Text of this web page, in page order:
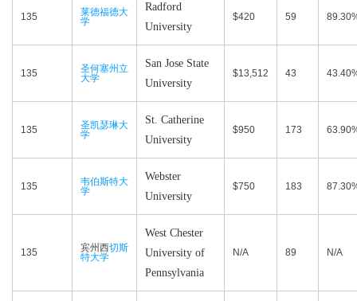
135
莱德福德大
学
Radford
University
$420 59
135
圣何塞州立
大学
San Jose State
University
$13,512 43
135
圣凯瑟琳大
学
St. Catherine
University
$950 173
135
韦伯斯特大
学
Webster
University
$750 183
135 宾州西切斯
特大学
West Chester
University of
Pennsylvania
N/A 89 N/A